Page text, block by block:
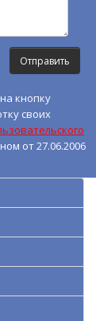
кнопку
своих
от 27.06.2006